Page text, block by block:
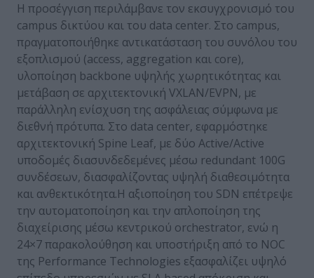
Η προσέγγιση περιλάμβανε τον εκσυγχρονισμό του
campus δικτύου και του data center. Στο campus,
πραγματοποιήθηκε αντικατάσταση του συνόλου του
εξοπλισμού (access, aggregation και core),
υλοποίηση backbone υψηλής χωρητικότητας και
μετάβαση σε αρχιτεκτονική VXLAN/EVPN, με
παράλληλη ενίσχυση της ασφάλειας σύμφωνα με
διεθνή πρότυπα. Στο data center, εφαρμόστηκε
αρχιτεκτονική Spine Leaf, με δύο Active/Active
υποδομές διασυνδεδεμένες μέσω redundant 100G
συνδέσεων, διασφαλίζοντας υψηλή διαθεσιμότητα
και ανθεκτικότητα.Η αξιοποίηση του SDN επέτρεψε
την αυτοματοποίηση και την απλοποίηση της
διαχείρισης μέσω κεντρικού orchestrator, ενώ η
24×7 παρακολούθηση και υποστήριξη από το NOC
της Performance Technologies εξασφαλίζει υψηλό